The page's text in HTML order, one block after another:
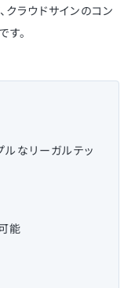
ラウドサインのコン
。
なリーガルテッ
能